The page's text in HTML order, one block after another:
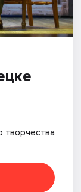
творчества